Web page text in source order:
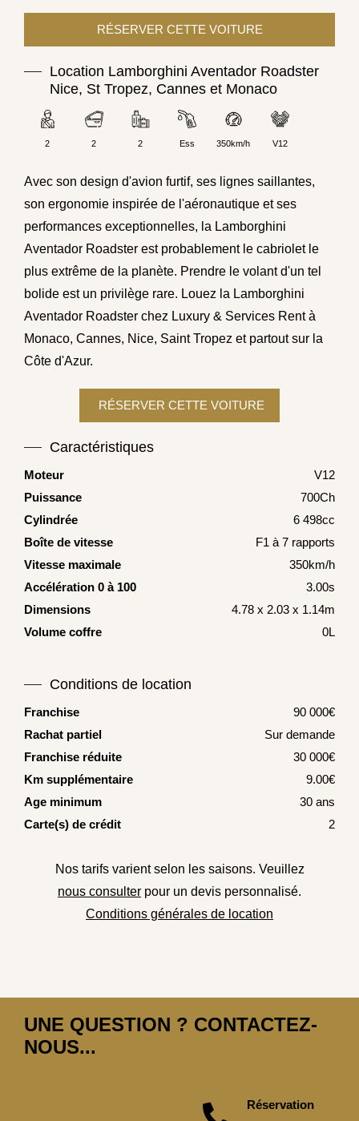
Location Lamborghini Aventador Roadster
Nice, St Tropez, Cannes et Monaco
2 2 2 Ess 350km/h V12
Avec son design d'avion furtif, ses lignes saillantes,
son ergonomie inspirée de l'aéronautique et ses
performances exceptionnelles, la Lamborghini
Aventador Roadster est probablement le cabriolet le
plus extrême de la planète. Prendre le volant d'un tel
bolide est un privilège rare. Louez la Lamborghini
Aventador Roadster chez Luxury & Services Rent à
Monaco, Cannes, Nice, Saint Tropez et partout sur la
Côte d'Azur.
Caractéristiques
Moteur
V12
Puissance
700Ch
Cylindrée
6 498cc
Boîte de vitesse
F1 à 7 rapports
Vitesse maximale
350km/h
Accélération 0 à 100
3.00s
Dimensions
4.78 x 2.03 x 1.14m
Volume coffre
0L
Conditions de location
Franchise
90 000€
Rachat partiel
Sur demande
Franchise réduite
30 000€
Km supplémentaire
9.00€
Age minimum
30 ans
Carte(s) de crédit
2
Nos tarifs varient selon les saisons. Veuillez
nous consulter pour un devis personnalisé.
Conditions générales de location
UNE QUESTION ? CONTACTEZ-
NOUS...
Réservation